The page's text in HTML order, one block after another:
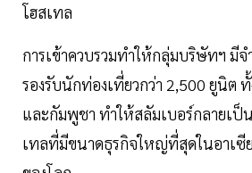
โฮสเทล
การเข้าควบรวมทำให้กลุ่มบริษัทฯ มีจ
รองรับนักท่องเที่ยวกว่า 2,500 ยูนิต
และกัมพูชา ทำให้สลัมเบอร์กลายเป็
เทลที่มีขนาดธุรกิจใหญ่ที่สุดในอาเ